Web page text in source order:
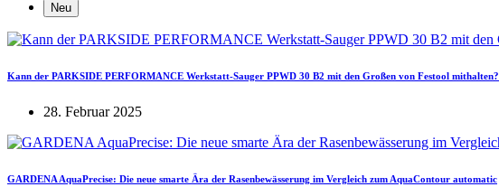
Neu
Kann der PARKSIDE PERFORMANCE Werkstatt-Sauger PPWD 30 B2 mit den Großen von Festool mithalten?
28. Februar 2025
GARDENA AquaPrecise: Die neue smarte Ära der Rasenbewässerung im Vergleich zum AquaContour automatic